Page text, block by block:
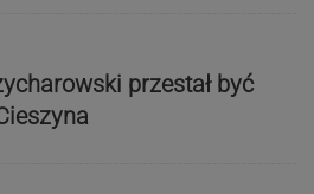
przestał być